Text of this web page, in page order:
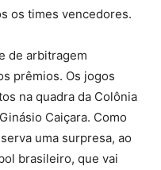
os times vencedores.
de arbitragem
prêmios. Os jogos
na quadra da Colônia
Caiçara. Como
uma surpresa, ao
brasileiro, que vai